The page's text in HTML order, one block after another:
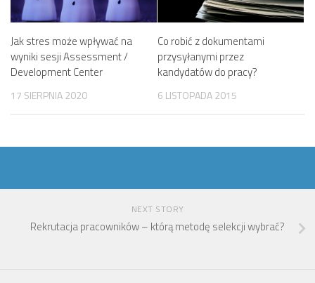
Jak stres może wpływać na
wyniki sesji Assessment /
Development Center
17 SIERPNIA 2020
Co robić z dokumentami
przysyłanymi przez
kandydatów do pracy?
6 LISTOPADA 2015
NEXT STORY
Rekrutacja pracowników – którą metodę selekcji wybrać?